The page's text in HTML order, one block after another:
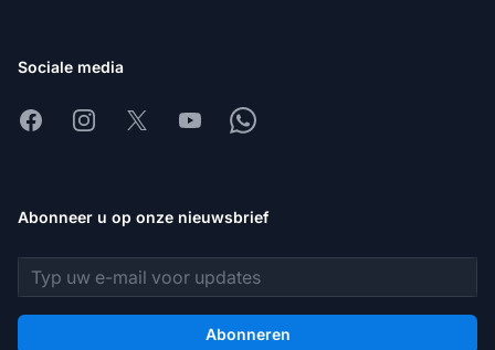
Sociale media
FacebookInstagram
X YoutubeWhatsapp
Abonneer u op onze nieuwsbrief
E-mailadres
Abonneren